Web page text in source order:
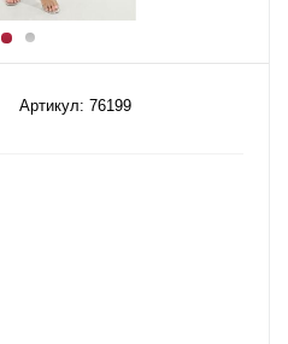
Артикул: 76199